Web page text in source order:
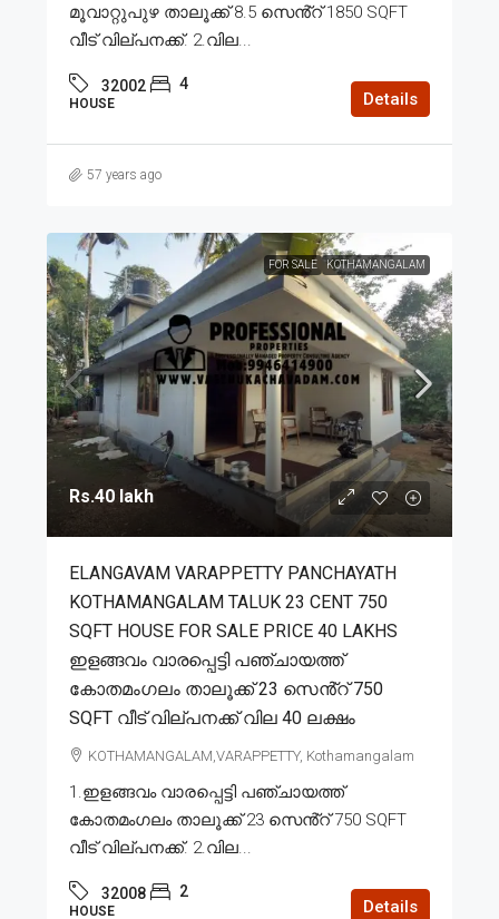
മൂവാറ്റുപുഴ താലൂക്ക് 8.5 സെൻ്റ് 1850 SQFT
വീട് വില്പനക്ക്. 2.വില...
32002 4
HOUSE Details
57 years ago
FOR SALE KOTHAMANGALAM
Rs.40 lakh
ELANGAVAM VARAPPETTY PANCHAYATH
KOTHAMANGALAM TALUK 23 CENT 750
SQFT HOUSE FOR SALE PRICE 40 LAKHS
ഇളങ്ങവം വാരപ്പെട്ടി പഞ്ചായത്ത്
കോതമംഗലം താലൂക്ക് 23 സെൻ്റ് 750
SQFT വീട് വില്പനക്ക് വില 40 ലക്ഷം
KOTHAMANGALAM,VARAPPETTY, Kothamangalam
1.ഇളങ്ങവം വാരപ്പെട്ടി പഞ്ചായത്ത്
കോതമംഗലം താലൂക്ക് 23 സെൻ്റ് 750 SQFT
വീട് വില്പനക്ക്. 2.വില...
32008 2
HOUSE Details